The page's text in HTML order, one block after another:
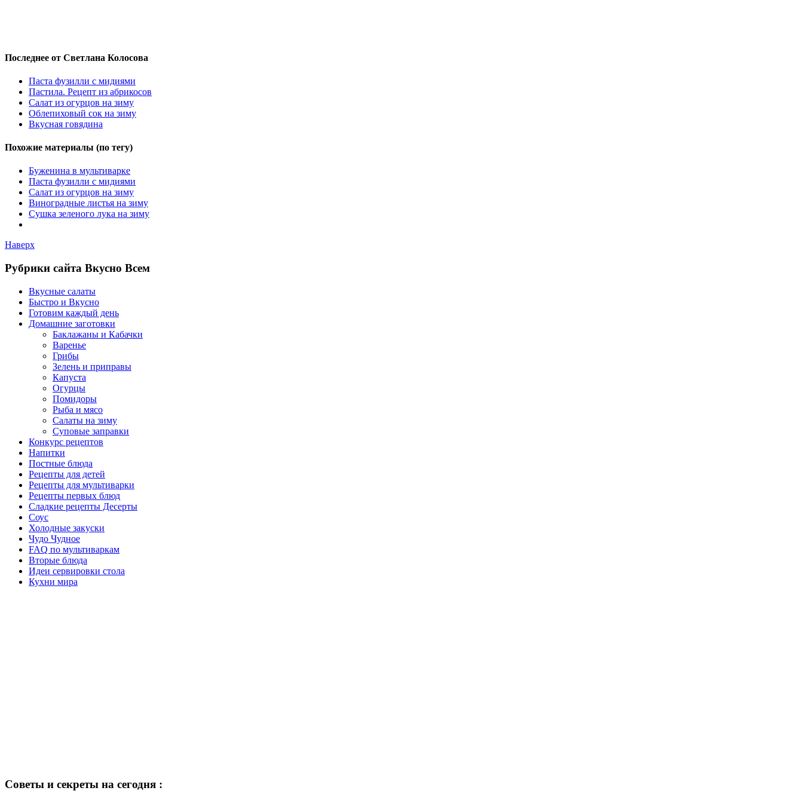
Последнее от Светлана Колосова
Паста фузилли с мидиями
Пастила. Рецепт из абрикосов
Салат из огурцов на зиму
Облепиховый сок на зиму
Вкусная говядина
Похожие материалы (по тегу)
Буженина в мультиварке
Паста фузилли с мидиями
Салат из огурцов на зиму
Виноградные листья на зиму
Сушка зеленого лука на зиму
Наверх
Рубрики сайта Вкусно Всем
Вкусные салаты
Быстро и Вкусно
Готовим каждый день
Домашние заготовки
Баклажаны и Кабачки
Варенье
Грибы
Зелень и приправы
Капуста
Огурцы
Помидоры
Рыба и мясо
Салаты на зиму
Суповые заправки
Конкурс рецептов
Напитки
Постные блюда
Рецепты для детей
Рецепты для мультиварки
Рецепты первых блюд
Сладкие рецепты Десерты
Соус
Холодные закуски
Чудо Чудное
FAQ по мультиваркам
Вторые блюда
Идеи сервировки стола
Кухни мира
Советы и секреты на сегодня :